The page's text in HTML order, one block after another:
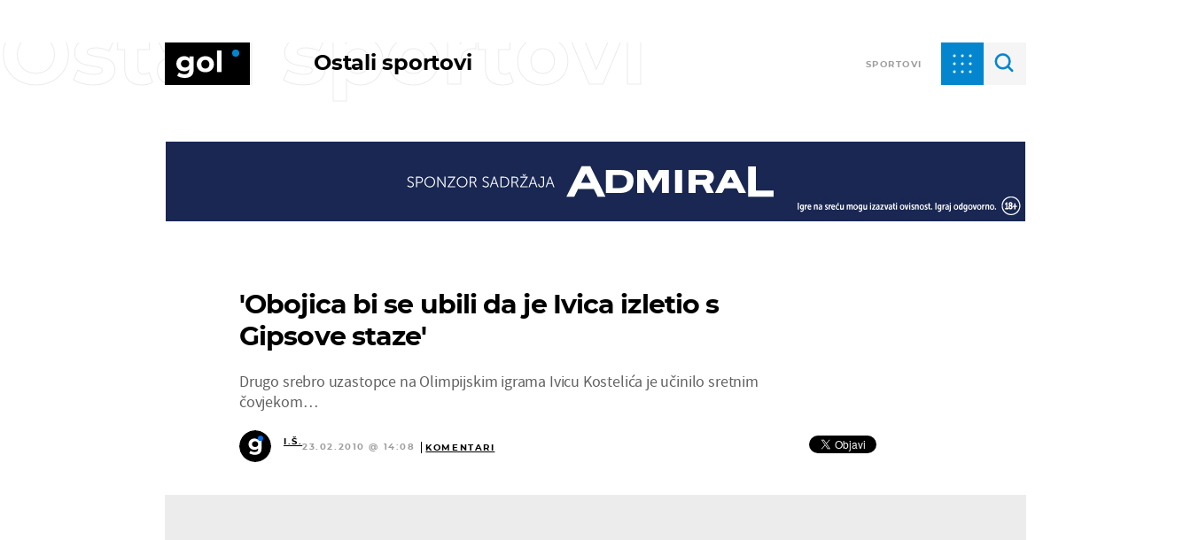
Ostali sportovi SPORTOVI
Ostali sportovi
'Obojica bi se ubili da je Ivica izletio s
Gipsove staze'
Drugo srebro uzastopce na Olimpijskim igrama Ivicu Kostelića je učinilo sretnim
čovjekom…
I.Š.
23.02.2010 @ 14:08 KOMENTARI